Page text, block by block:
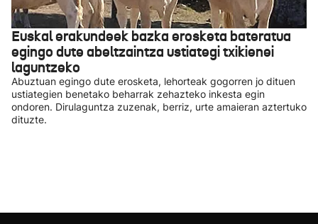
Euskal erakundeek bazka erosketa bateratua
egingo dute abeltzaintza ustiategi txikienei
laguntzeko
Abuztuan egingo dute erosketa, lehorteak gogorren jo dituen
ustiategien benetako beharrak zehazteko inkesta egin
ondoren. Dirulaguntza zuzenak, berriz, urte amaieran aztertuko
dituzte.